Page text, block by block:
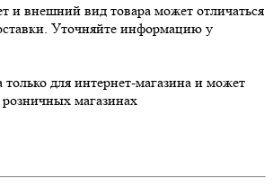
и внешний вид товара может отличаться
Уточняйте информацию у
только для интернет-магазина и может
розничных магазинах